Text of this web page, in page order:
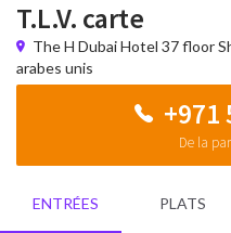
T.L.V. carte
The H Dubai Hotel 37 floor
arabes unis
+971
De la
ENTRÉES PLATS